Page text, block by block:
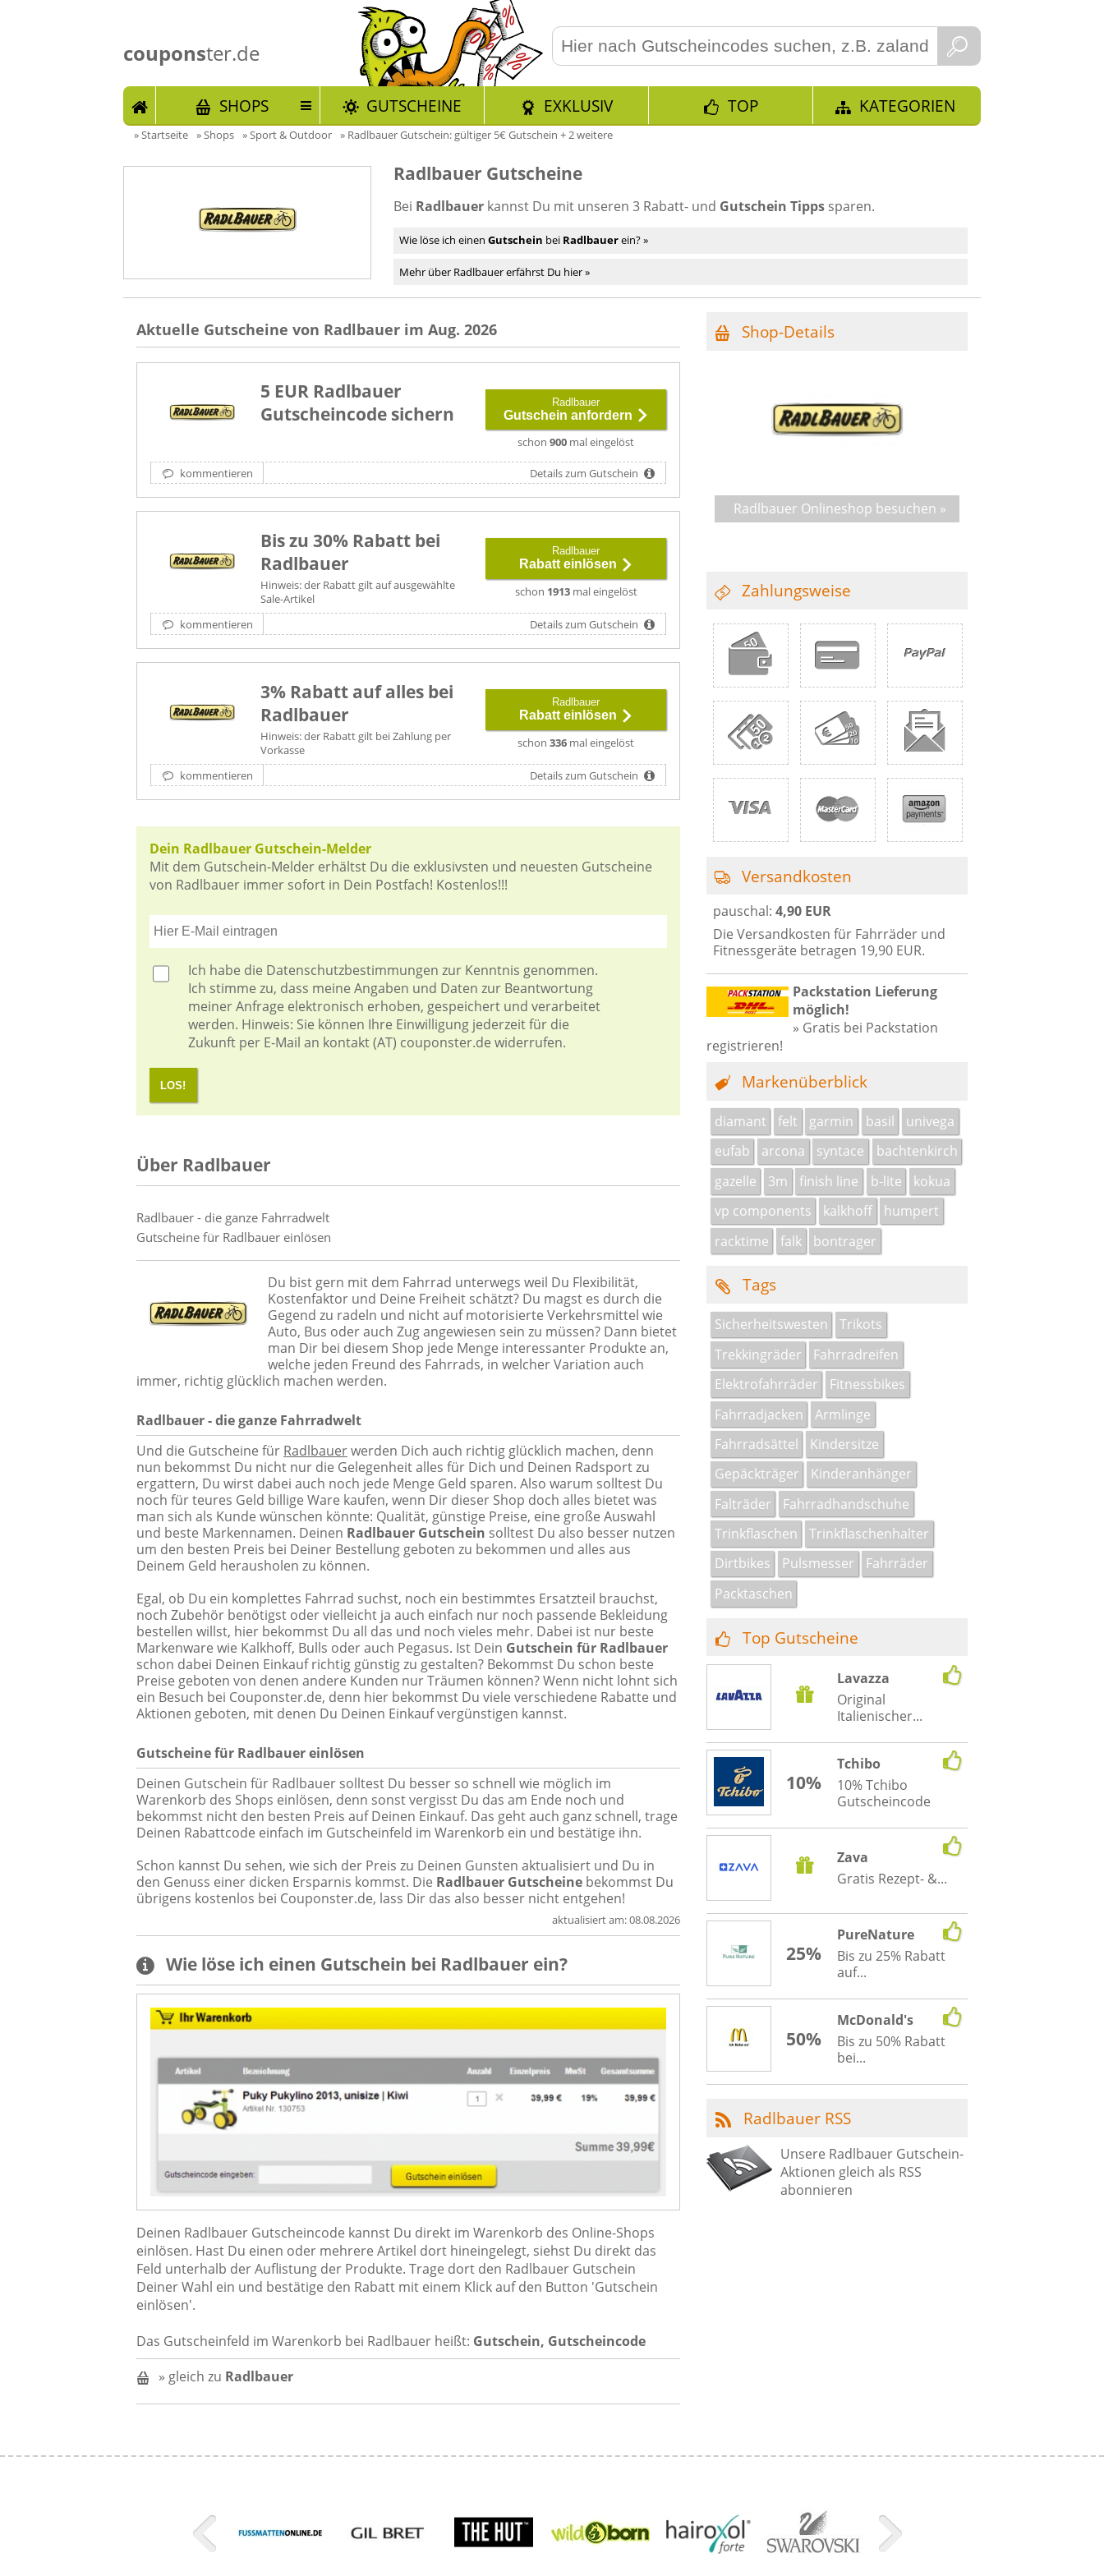
couponster.de
START SHOPS GUTSCHEINE EXKLUSIV TOP KATEGORIEN
»Startseite »Shops »Sport & Outdoor » Radlbauer Gutschein: gültiger 5€ Gutschein + 2 weitere
Radlbauer Gutscheine
Bei Radlbauer kannst Du mit unseren 3 Rabatt- und Gutschein Tipps sparen.
Wie löse ich einen Gutschein bei Radlbauerein? »
Mehr über Radlbauer erfährst Du hier »
Aktuelle Gutscheine von Radlbauer im Aug. 2026
5 EUR Radlbauer
Gutscheincode sichern
Radlbauer
Gutschein anfordern
schon 900 mal eingelöst
kommentieren Details zum Gutschein
Bis zu 30% Rabatt bei
Radlbauer
Hinweis: der Rabatt gilt auf ausgewählte
Sale-Artikel
Radlbauer
Rabatt einlösen
schon 1913mal eingelöst
kommentieren Details zum Gutschein
3% Rabatt auf alles bei
Radlbauer
Hinweis: der Rabatt gilt bei Zahlung per
Vorkasse
Radlbauer
Rabatt einlösen
schon 336 mal eingelöst
kommentieren Details zum Gutschein
Dein Radlbauer Gutschein-Melder
Mit dem Gutschein-Melder erhältst Du die exklusivsten und neuesten Gutscheine
von Radlbauer immer sofort in Dein Postfach! Kostenlos!!!
Ich habe die Datenschutzbestimmungen zur Kenntnis genommen.
Ich stimme zu, dass meine Angaben und Daten zur Beantwortung
meiner Anfrage elektronisch erhoben, gespeichert und verarbeitet
werden. Hinweis: Sie können Ihre Einwilligung jederzeit für die
Zukunft per E-Mail an kontakt (AT) couponster.de widerrufen.
LOS!
Über Radlbauer
Radlbauer - die ganze Fahrradwelt
Gutscheine für Radlbauer einlösen
Du bist gern mit dem Fahrrad unterwegs weil Du Flexibilität,
Kostenfaktor und Deine Freiheit schätzt? Du magst es durch die
Gegend zu radeln und nicht auf motorisierte Verkehrsmittel wie
Auto, Bus oder auch Zug angewiesen sein zu müssen? Dann bietet
man Dir bei diesem Shop jede Menge interessanter Produkte an,
welche jeden Freund des Fahrrads, in welcher Variation auch
immer, richtig glücklich machen werden.
Radlbauer - die ganze Fahrradwelt
Und die Gutscheine für Radlbauerwerden Dich auch richtig glücklich machen, denn
nun bekommst Du nicht nur die Gelegenheit alles für Dich und Deinen Radsport zu
ergattern, Du wirst dabei auch noch jede Menge Geld sparen. Also warum solltest Du
noch für teures Geld billige Ware kaufen, wenn Dir dieser Shop doch alles bietet was
man sich als Kunde wünschen könnte: Qualität, günstige Preise, eine große Auswahl
und beste Markennamen. Deinen Radlbauer Gutschein solltest Du also besser nutzen
um den besten Preis bei Deiner Bestellung geboten zu bekommen und alles aus
Deinem Geld herausholen zu können.
Egal, ob Du ein komplettes Fahrrad suchst, noch ein bestimmtes Ersatzteil brauchst,
noch Zubehör benötigst oder vielleicht ja auch einfach nur noch passende Bekleidung
bestellen willst, hier bekommst Du all das und noch vieles mehr. Dabei ist nur beste
Markenware wie Kalkhoff, Bulls oder auch Pegasus. Ist Dein Gutschein für Radlbauer
schon dabei Deinen Einkauf richtig günstig zu gestalten? Bekommst Du schon beste
Preise geboten von denen andere Kunden nur Träumen können? Wenn nicht lohnt sich
ein Besuch bei Couponster.de, denn hier bekommst Du viele verschiedene Rabatte und
Aktionen geboten, mit denen Du Deinen Einkauf vergünstigen kannst.
Gutscheine für Radlbauer einlösen
Deinen Gutschein für Radlbauer solltest Du besser so schnell wie möglich im
Warenkorb des Shops einlösen, denn sonst vergisst Du das am Ende noch und
bekommst nicht den besten Preis auf Deinen Einkauf. Das geht auch ganz schnell, trage
Deinen Rabattcode einfach im Gutscheinfeld im Warenkorb ein und bestätige ihn.
Schon kannst Du sehen, wie sich der Preis zu Deinen Gunsten aktualisiert und Du in
den Genuss einer dicken Ersparnis kommst. Die Radlbauer Gutscheine bekommst Du
übrigens kostenlos bei Couponster.de, lass Dir das also besser nicht entgehen!
aktualisiert am:08.08.2026
Wie löse ich einen Gutschein bei Radlbauer ein?
Deinen Radlbauer Gutscheincode kannst Du direkt im Warenkorb des Online-Shops
einlösen. Hast Du einen oder mehrere Artikel dort hineingelegt, siehst Du direkt das
Feld unterhalb der Auflistung der Produkte. Trage dort den Radlbauer Gutschein
Deiner Wahl ein und bestätige den Rabatt mit einem Klick auf den Button 'Gutschein
einlösen'.
Das Gutscheinfeld im Warenkorb bei Radlbauer heißt: Gutschein, Gutscheincode
» gleich zu Radlbauer
Shop-Details
Radlbauer Onlineshop besuchen »
Zahlungsweise
Versandkosten
pauschal: 4,90 EUR
Die Versandkosten für Fahrräder und
Fitnessgeräte betragen 19,90 EUR.
Packstation Lieferung
möglich!
» Gratis bei Packstation
registrieren!
Markenüberblick
diamant felt garmin basil
univega
eufab
arcona syntace
bachtenkirch
gazelle
3m finish line b-lite
kokua
vp components
kalkhoff
humpert
racktime
falk bontrager
Tags
Sicherheitswesten
Trikots
Trekkingräder
Fahrradreifen
Elektrofahrräder
Fitnessbikes
Fahrradjacken
Armlinge
Fahrradsättel
Kindersitze
Gepäckträger
Kinderanhänger
Falträder
Fahrradhandschuhe
Trinkflaschen
Trinkflaschenhalter
Dirtbikes
Pulsmesser
Fahrräder
Packtaschen
Top Gutscheine
Lavazza
Original
Italienischer...
10%
Tchibo
10% Tchibo
Gutscheincode
Zava
Gratis Rezept- &...
25%
PureNature
Bis zu 25% Rabatt
auf...
50%
McDonald's
Bis zu 50% Rabatt
bei...
Radlbauer RSS
Unsere Radlbauer Gutschein-
Aktionen gleich als RSS
abonnieren